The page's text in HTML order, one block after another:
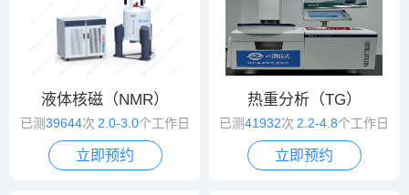
液体核磁（NMR）
已测39644次 2.0-3.0个工作日
立即预约
热重分析（TG）
已测41932次 2.2-4.8个工作日
立即预约